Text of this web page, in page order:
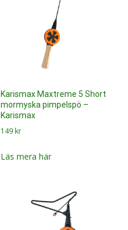
Karismax Maxtreme 5 Short
mormyska pimpelspö –
Karismax
149 kr
Läs mera här